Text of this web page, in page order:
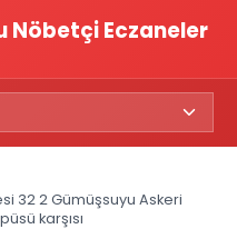
Nöbetçi Eczaneler
32 2 Gümüşsuyu Askeri
karşısı